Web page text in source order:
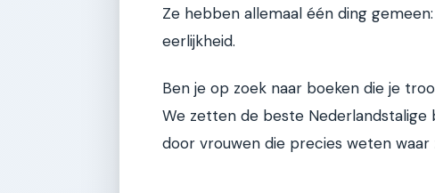
Ze hebben allemaal één ding
eerlijkheid.
Ben je op zoek naar boeken die je
We zetten de beste
door vrouwen die precies weten